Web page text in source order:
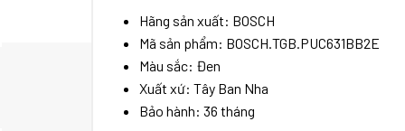
là:
123.900.000
Hãng sản xuất: BOSCH
Mã sản phẩm: BOSCH.TGB.PUC631BB2E
Màu sắc: Đen
Xuất xứ: Tây Ban Nha
Bảo hành: 36 tháng